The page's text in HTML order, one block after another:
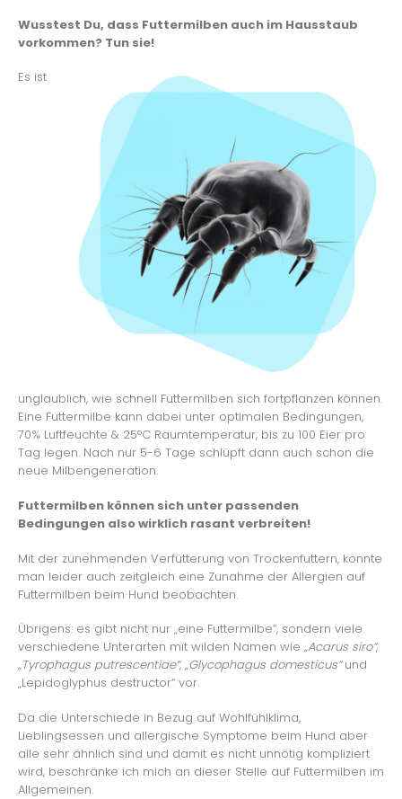
Wusstest Du, dass Futtermilben auch im Hausstaub
vorkommen? Tun sie!
Es ist
unglaublich, wie schnell Futtermilben sich fortpflanzen können.
Eine Futtermilbe kann dabei unter optimalen Bedingungen,
70% Luftfeuchte & 25°C Raumtemperatur, bis zu 100 Eier pro
Tag legen. Nach nur 5-6 Tage schlüpft dann auch schon die
neue Milbengeneration.
Futtermilben können sich unter passenden
Bedingungen also wirklich rasant verbreiten!
Mit der zunehmenden Verfütterung von Trockenfuttern, konnte
man leider auch zeitgleich eine Zunahme der Allergien auf
Futtermilben beim Hund beobachten.
Übrigens: es gibt nicht nur „eine Futtermilbe“, sondern viele
verschiedene Unterarten mit wilden Namen wie „Acarus siro“,
„Tyrophagus putrescentiae“, „Glycophagus domesticus“und
„Lepidoglyphus destructor“ vor.
Da die Unterschiede in Bezug auf Wohlfühlklima,
Lieblingsessen und allergische Symptome beim Hund aber
alle sehr ähnlich sind und damit es nicht unnötig kompliziert
wird, beschränke ich mich an dieser Stelle auf Futtermilben im
Allgemeinen.